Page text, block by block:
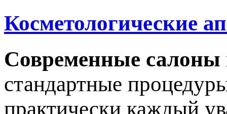
Косметологические
Современные салоны
стандартные
практически каждый